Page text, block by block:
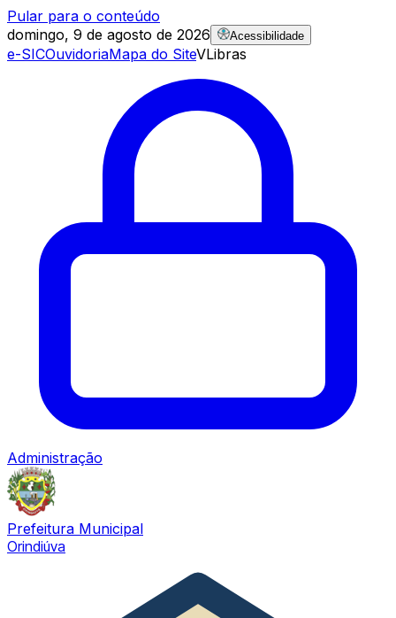
Pular para o conteúdo
domingo, 9 de agosto de 2026
Acessibilidade
e-SICOuvidoriaMapa do SiteVLibras
Administração
Prefeitura Municipal
Orindiúva